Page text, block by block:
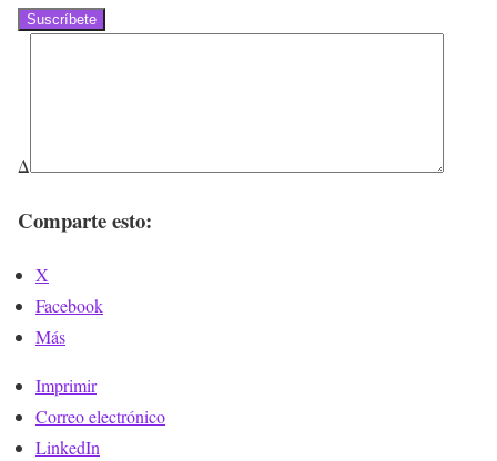
Suscríbete
Δ
Comparte esto:
X
Facebook
Más
Imprimir
Correo electrónico
LinkedIn